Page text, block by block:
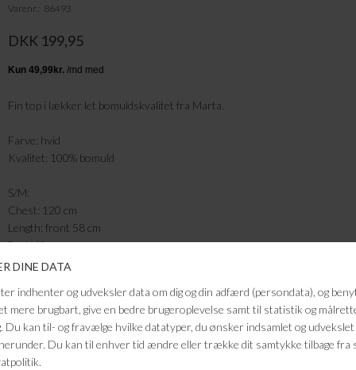
Varenr. 86493
DKK 199,95
Fin top i lækker let bomuldskvalitet fra Marta.
Farve: hvid
Kvalitet: 100% bomuld
S/M:
Chest: 120 cm
Length: front 58 cm
Back 60 cm
VED KØB OVER 500,-
RETURRET
14 DAGES RETURRET